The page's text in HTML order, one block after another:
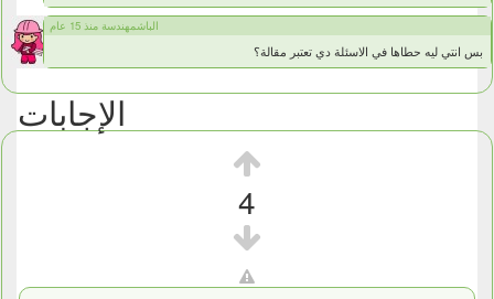
الباشمهندسة منذ 15 عام
بس انتي ليه حطاها في الاسئلة دي تعتبر مقالة؟
الإجابات
4